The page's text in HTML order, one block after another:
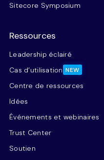
Sitecore Symposium
Ressources
Leadership éclairé
Cas d’utilisation NEW
Centre de ressources
Idées
Événements et webinaires
Trust Center
Soutien